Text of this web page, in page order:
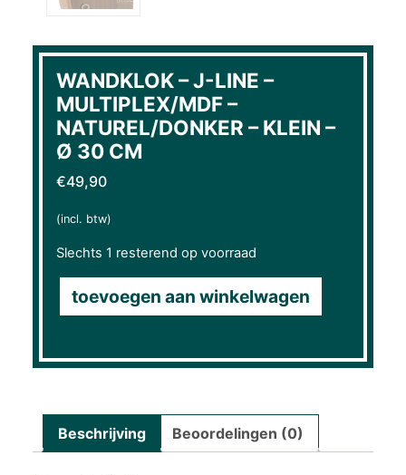
WANDKLOK – J-LINE –
MULTIPLEX/MDF –
NATUREL/DONKER – KLEIN –
Ø 30 CM
€49,90
(incl. btw)
Slechts 1 resterend op voorraad
toevoegen aan winkelwagen
Beschrijving Beoordelingen (0)